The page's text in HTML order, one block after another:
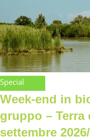
Special
Week-end in
gruppo – Terra
settembre